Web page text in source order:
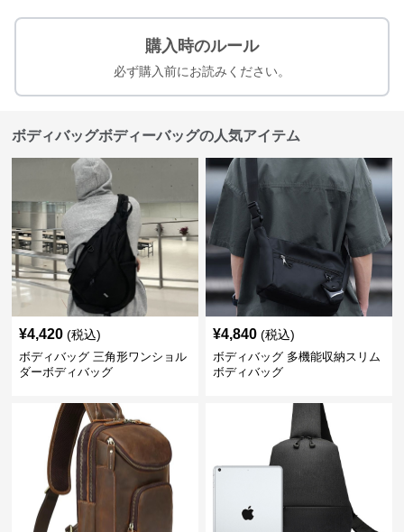
購入時のルール
必ず購入前にお読みください。
ボディバッグボディーバッグの人気アイテム
¥4,420 (税込)
ボディバッグ 三角形ワンショル
ダーボディバッグ
¥4,840 (税込)
ボディバッグ 多機能収納スリム
ボディバッグ